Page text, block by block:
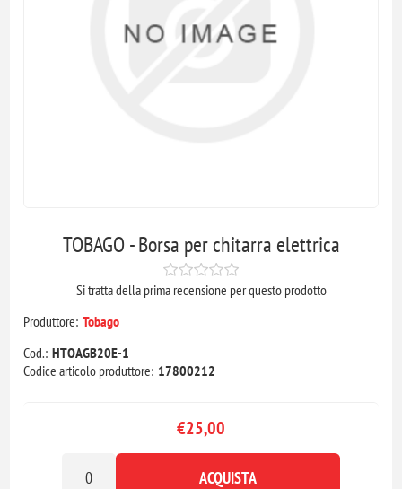
TOBAGO - Borsa per chitarra elettrica
Si tratta della prima recensione per questo prodotto
Produttore: Tobago
Cod.: HTOAGB20E-1
Codice articolo produttore: 17800212
€25,00
ACQUISTA